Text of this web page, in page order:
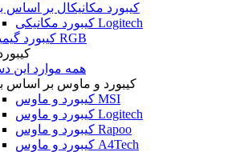
کیبورد مکانیکال بر اساس
کیبورد مکانیکی Logitech
کیبورد گیمینگ RGB
همه موارد این
کیبورد و ماوس بر اساس
کیبورد و ماوس MSI
کیبورد و ماوس Logitech
کیبورد و ماوس Rapoo
کیبورد و ماوس A4Tech